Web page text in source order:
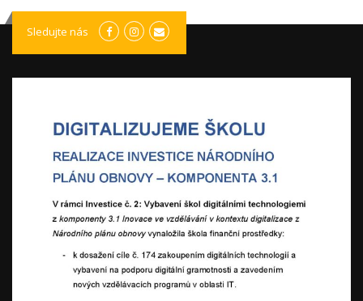
Sledujte nás